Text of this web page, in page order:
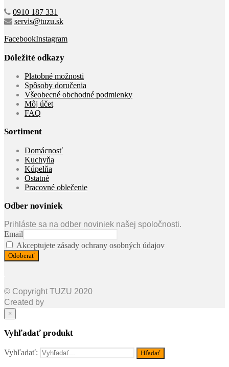
0910 187 331
servis@tuzu.sk
FacebookInstagram
Dóležité odkazy
Platobné možnosti
Spôsoby doručenia
Všeobecné obchodné podmienky
Môj účet
FAQ
Sortiment
Domácnosť
Kuchyňa
Kúpelňa
Ostatné
Pracovné oblečenie
Odber noviniek
Prihláste sa na odber noviniek našej spoločnosti.
Email
Akceptujete zásady ochrany osobných údajov
© Copyright TUZU 2020
Created by
×
Vyhľadať produkt
Vyhľadať: